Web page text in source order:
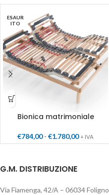
ESAUR
ITO
Bionica matrimoniale
€784,00 - €1.780,00 + IVA
G.M. DISTRIBUZIONE
Via Fiamenga, 42/A – 06034 Foligno